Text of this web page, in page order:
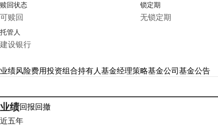
赎回状态
可赎回
锁定期
无锁定期
托管人
建设银行
业绩风险费用投资组合持有人基金经理策略基金公司基金公告
业绩回报回撤
近五年